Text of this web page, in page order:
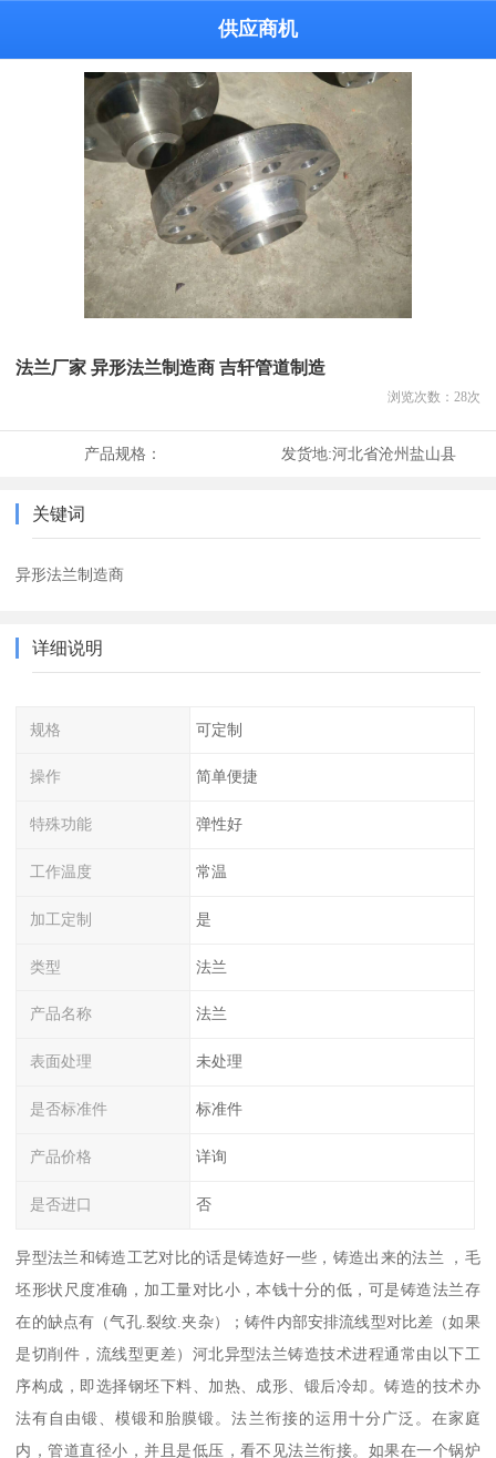
供应商机
法兰厂家 异形法兰制造商 吉轩管道制造
浏览次数： 28次
产品规格： 发货地:河北省沧州盐山县
关键词
异形法兰制造商
详细说明
规格 可定制
操作 简单便捷
特殊功能 弹性好
工作温度 常温
加工定制 是
类型 法兰
产品名称 法兰
表面处理 未处理
是否标准件 标准件
产品价格 详询
是否进口 否
异型法兰和铸造工艺对比的话是铸造好一些，铸造出来的法兰 ，毛
坯形状尺度准确，加工量对比小，本钱十分的低，可是铸造法兰存
在的缺点有（气孔.裂纹.夹杂）；铸件内部安排流线型对比差（如果
是切削件，流线型更差）河北异型法兰铸造技术进程通常由以下工
序构成，即选择钢坯下料、加热、成形、锻后冷却。铸造的技术办
法有自由锻、模锻和胎膜锻。法兰衔接的运用十分广泛。在家庭
内，管道直径小，并且是低压，看不见法兰衔接。如果在一个锅炉